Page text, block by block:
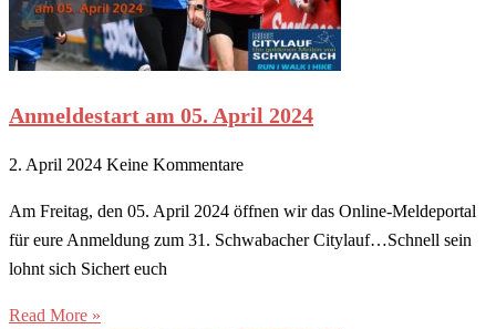
Anmeldestart am 05. April 2024
2. April 2024 Keine Kommentare
Am Freitag, den 05. April 2024 öffnen wir das Online-Meldeportal
für eure Anmeldung zum 31. Schwabacher Citylauf…Schnell sein
lohnt sich Sichert euch
Read More »